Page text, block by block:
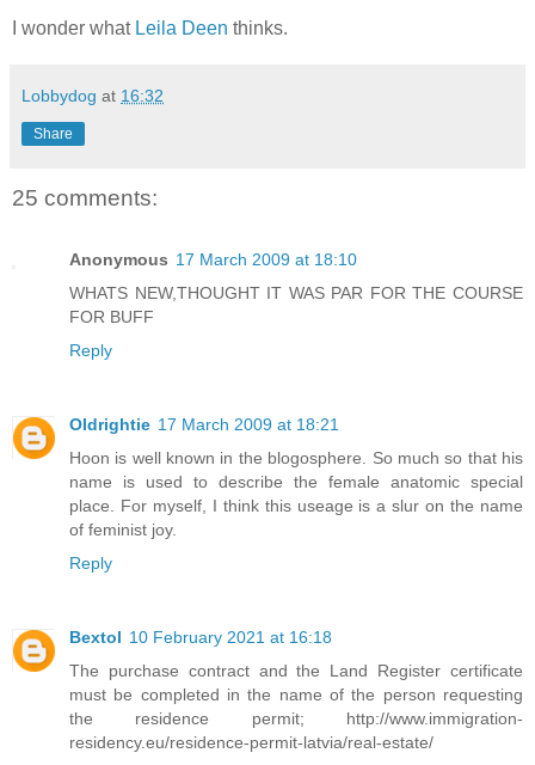
I wonder what Leila Deen thinks.
Lobbydog at 16:32
Share
25 comments:
Anonymous 17 March 2009 at 18:10
WHATS NEW,THOUGHT IT WAS PAR FOR THE COURSE
FOR BUFF
Reply
Oldrightie 17 March 2009 at 18:21
Hoon is well known in the blogosphere. So much so that his
name is used to describe the female anatomic special
place. For myself, I think this useage is a slur on the name
of feminist joy.
Reply
Bextol 10 February 2021 at 16:18
The purchase contract and the Land Register certificate
must be completed in the name of the person requesting
the residence permit; http://www.immigration-
residency.eu/residence-permit-latvia/real-estate/